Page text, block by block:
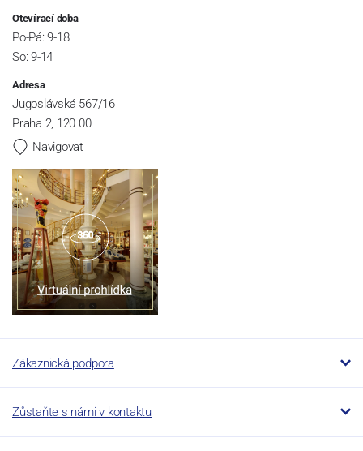
Otevírací doba
Po-Pá: 9-18
So: 9-14
Adresa
Jugoslávská 567/16
Praha 2, 120 00
Navigovat
Zákaznická podpora
Zůstaňte s námi v kontaktu